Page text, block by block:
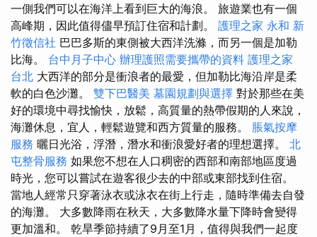
一側我們可以在海洋上看到巨大的海浪。 旅遊業也有一個
高峰期，因此值得儘早預訂住宿和計劃。 護理之家 永和 新
竹徵信社 巴巴多斯的東側被大西洋洗滌，而另一個是加勒
比海。 台中月子中心 辦理護照需要攜帶的資料 護理之家
台北 大西洋的部分是衝浪者的最愛，但加勒比海沿岸是柔
軟的白色沙灘。 雙下巴醫美 墓園規劃與選擇 對於那些在美
好的環境中尋找愉快，放鬆，高質量的熱帶假期的人來說，
海灘休息，宜人，輕鬆遊覽和西方質量的服務。 脹氣按摩
服務 曬日光浴，浮潛，潛水和衝浪愛好者的理想選擇。 北
屯整骨服務 如果您不想在人口稠密的西部和南部地區度過
時光，您可以嘗試在遊客很少去的中部或東部找到住宿。
當地人經常只穿著泳衣或泳衣在街上行走，隨時準備去自發
的海灘。 大多數降雨在秋天，大多數降水量下降時會變得
更加溫和。 乾旱季節持續了9月至1月，值得與我們一起度